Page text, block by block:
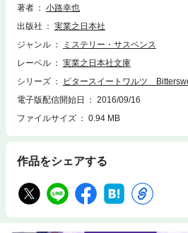
と常連客の純也が調べ始めると、ふたつの事
く苦い過去をめぐる珈琲店ミステリー。
著者
小路幸也
出版社
実業之日本社
ジャンル
ミステリー・サスペンス
レーベル
実業之日本社文庫
シリーズ
ビタースイートワルツ
電子版配信開始日
2016/09/16
ファイルサイズ
0.94 MB
作品をシェアする